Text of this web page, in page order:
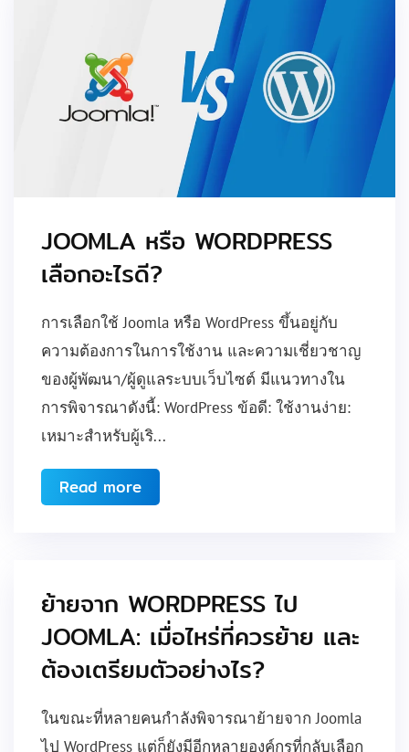
JOOMLA หรือ WORDPRESS
เลือกอะไรดี?
การเลือกใช้ Joomla หรือ WordPress ขึ้นอยู่กับ
ความต้องการในการใช้งาน และความเชี่ยวชาญ
ของผู้พัฒนา/ผู้ดูแลระบบเว็บไซต์ มีแนวทางใน
การพิจารณาดังนี้: WordPress ข้อดี: ใช้งานง่าย:
เหมาะสำหรับผู้เริ...
Read more
ย้ายจาก WORDPRESS ไป
JOOMLA: เมื่อไหร่ที่ควรย้าย และ
ต้องเตรียมตัวอย่างไร?
ในขณะที่หลายคนกำลังพิจารณาย้ายจาก Joomla
ไป WordPress แต่ก็ยังมีอีกหลายองค์กรที่กลับเลือก